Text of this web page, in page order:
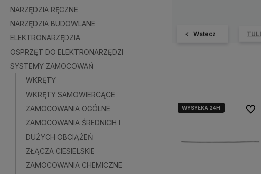
NARZĘDZIA RĘCZNE
NARZĘDZIA BUDOWLANE
ELEKTRONARZĘDZIA
OSPRZĘT DO ELEKTRONARZĘDZI
SYSTEMY ZAMOCOWAŃ
WKRĘTY
WKRĘTY SAMOWIERCĄCE
ZAMOCOWANIA OGÓLNE
ZAMOCOWANIA ŚREDNICH I
DUŻYCH OBCIĄŻEŃ
ZŁĄCZA CIESIELSKIE
ZAMOCOWANIA CHEMICZNE
Wstecz
WYSYŁKA 24H
WYSYŁKA 24H Do